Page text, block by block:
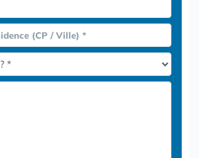
(CP / Ville) *